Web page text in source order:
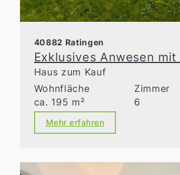
40882 Ratingen
Haus zum Kauf
Wohnfläche
ca. 195 m²
Zimmer
6
Mehr erfahren